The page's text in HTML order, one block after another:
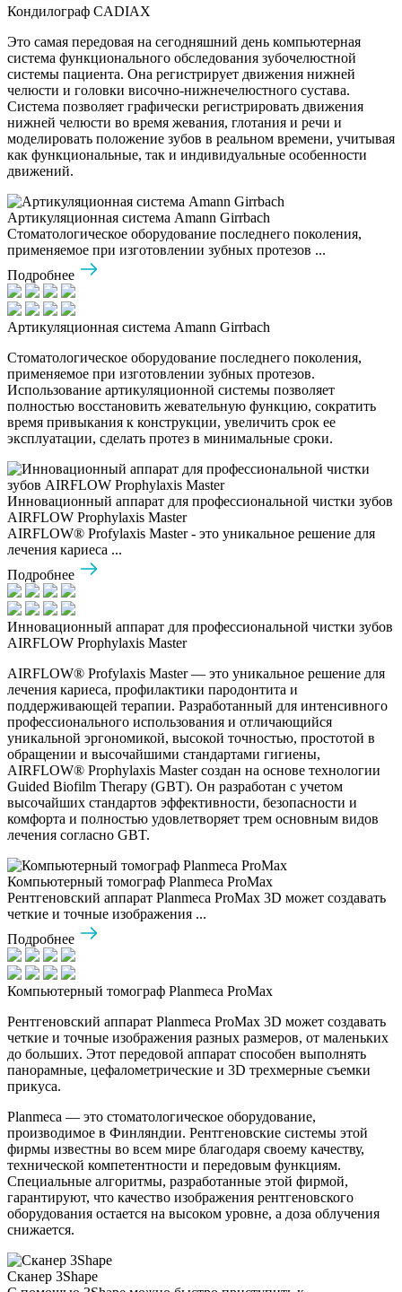
Кондилограф CADIAX
Это самая передовая на сегодняшний день компьютерная
система функционального обследования зубочелюстной
системы пациента. Она регистрирует движения нижней
челюсти и головки височно-нижнечелюстного сустава.
Система позволяет графически регистрировать движения
нижней челюсти во время жевания, глотания и речи и
моделировать положение зубов в реальном времени, учитывая
как функциональные, так и индивидуальные особенности
движений.
Артикуляционная система Amann Girrbach
Стоматологическое оборудование последнего поколения,
применяемое при изготовлении зубных протезов ...
Подробнее
Артикуляционная система Amann Girrbach
Стоматологическое оборудование последнего поколения,
применяемое при изготовлении зубных протезов.
Использование артикуляционной системы позволяет
полностью восстановить жевательную функцию, сократить
время привыкания к конструкции, увеличить срок ее
эксплуатации, сделать протез в минимальные сроки.
Инновационный аппарат для профессиональной чистки зубов
AIRFLOW Prophylaxis Master
AIRFLOW® Profylaxis Master - это уникальное решение для
лечения кариеса ...
Подробнее
Инновационный аппарат для профессиональной чистки зубов
AIRFLOW Prophylaxis Master
AIRFLOW® Profylaxis Master — это уникальное решение для
лечения кариеса, профилактики пародонтита и
поддерживающей терапии. Разработанный для интенсивного
профессионального использования и отличающийся
уникальной эргономикой, высокой точностью, простотой в
обращении и высочайшими стандартами гигиены,
AIRFLOW® Prophylaxis Master создан на основе технологии
Guided Biofilm Therapy (GBT). Он разработан с учетом
высочайших стандартов эффективности, безопасности и
комфорта и полностью удовлетворяет трем основным видов
лечения согласно GBT.
Компьютерный томограф Planmeca ProMax
Рентгеновский аппарат Planmeca ProMax 3D может создавать
четкие и точные изображения ...
Подробнее
Компьютерный томограф Planmeca ProMax
Рентгеновский аппарат Planmeca ProMax 3D может создавать
четкие и точные изображения разных размеров, от маленьких
до больших. Этот передовой аппарат способен выполнять
панорамные, цефалометрические и 3D трехмерные съемки
прикуса.
Planmeca — это стоматологическое оборудование,
производимое в Финляндии. Рентгеновские системы этой
фирмы известны во всем мире благодаря своему качеству,
технической компетентности и передовым функциям.
Специальные алгоритмы, разработанные этой фирмой,
гарантируют, что качество изображения рентгеновского
оборудования остается на высоком уровне, а доза облучения
снижается.
Сканер 3Shape